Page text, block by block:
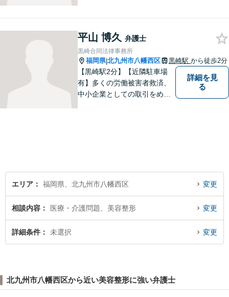
平山 博久 弁護士
黒崎合同法律事務所
福岡県|北九州市八幡西区 黒崎駅 から徒歩2分
【黒崎駅2分】【近隣駐車場
有】多くの労働被害者救済、
中小企業としての取引をめぐ
詳細を見
る
エリア 福岡県、北九州市八幡西区 変更
相談内容 医療・介護問題、美容整形 変更
詳細条件 未選択 変更
北九州市八幡西区から近い美容整形に強い弁護士